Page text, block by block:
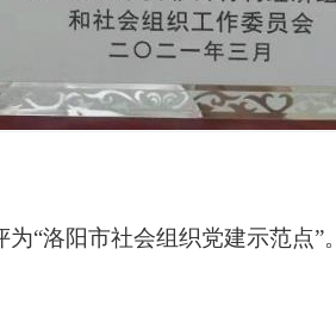
“洛阳市社会组织党建示范点”。